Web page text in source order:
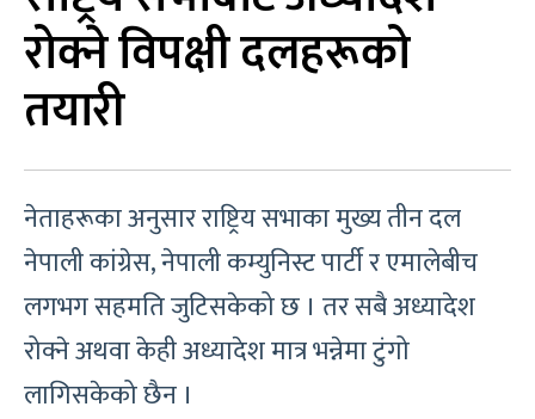
रोक्ने विपक्षी दलहरूको
तयारी
नेताहरूका अनुसार राष्ट्रिय सभाका मुख्य तीन दल
नेपाली कांग्रेस, नेपाली कम्युनिस्ट पार्टी र एमालेबीच
लगभग सहमति जुटिसकेको छ । तर सबै अध्यादेश
रोक्ने अथवा केही अध्यादेश मात्र भन्नेमा टुंगो
लागिसकेको छैन ।